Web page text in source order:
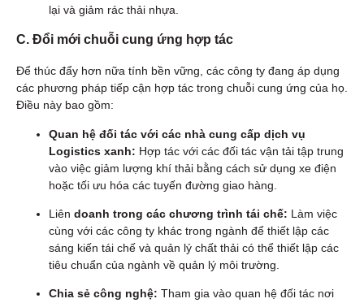
lại và giảm rác thải nhựa.
C. Đổi mới chuỗi cung ứng hợp tác
Để thúc đẩy hơn nữa tính bền vững, các công ty đang áp dụng
các phương pháp tiếp cận hợp tác trong chuỗi cung ứng của họ.
Điều này bao gồm:
Quan hệ đối tác với các nhà cung cấp dịch vụ
Logistics xanh: Hợp tác với các đối tác vận tải tập trung
vào việc giảm lượng khí thải bằng cách sử dụng xe điện
hoặc tối ưu hóa các tuyến đường giao hàng.
Liên doanh trong các chương trình tái chế: Làm việc
cùng với các công ty khác trong ngành để thiết lập các
sáng kiến tái chế và quản lý chất thải có thể thiết lập các
tiêu chuẩn của ngành về quản lý môi trường.
Chia sẻ công nghệ: Tham gia vào quan hệ đối tác nơi